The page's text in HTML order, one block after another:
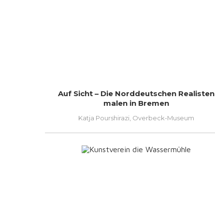
Auf Sicht – Die Norddeutschen Realisten
malen in Bremen
Katja Pourshirazi, Overbeck-Museum